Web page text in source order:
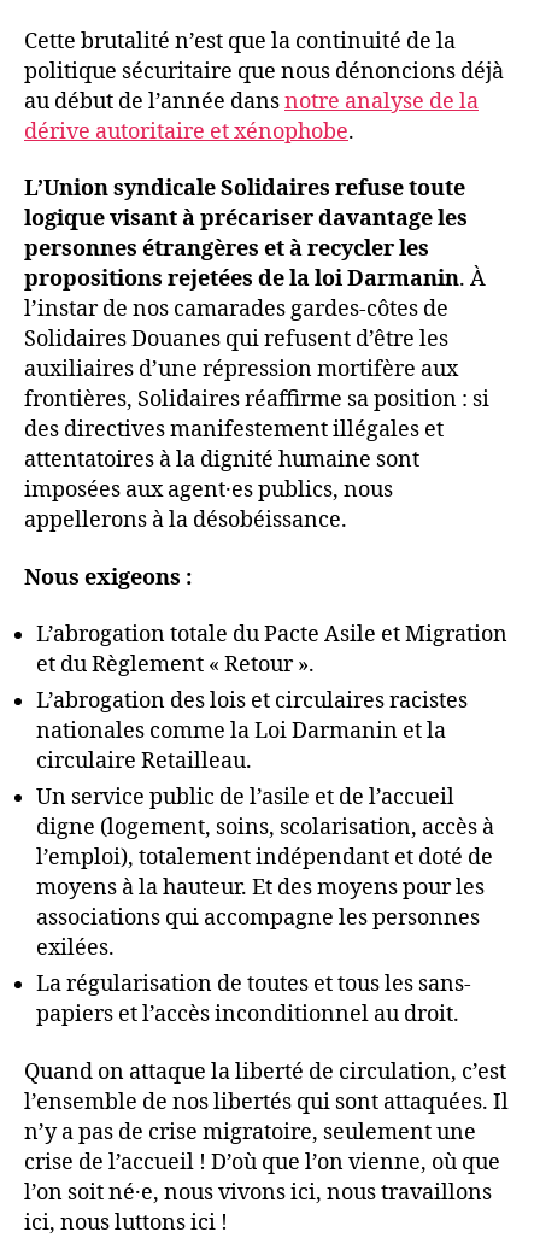
Cette brutalité n’est que la continuité de la
politique sécuritaire que nous dénoncions déjà
au début de l’année dansnotre analyse de la
dérive autoritaire et xénophobe.
L’Union syndicale Solidaires refuse toute
logique visant à précariser davantage les
personnes étrangères et à recycler les
propositions rejetées de la loi Darmanin. À
l’instar de nos camarades gardes-côtes de
Solidaires Douanes qui refusent d’être les
auxiliaires d’une répression mortifère aux
frontières, Solidaires réaffirme sa position : si
des directives manifestement illégales et
attentatoires à la dignité humaine sont
imposées aux agent·es publics, nous
appellerons à la désobéissance.
Nous exigeons :
L’abrogation totale du Pacte Asile et Migration
et du Règlement « Retour ».
L’abrogation des lois et circulaires racistes
nationales comme la Loi Darmanin et la
circulaire Retailleau.
Un service public de l’asile et de l’accueil
digne (logement, soins, scolarisation, accès à
l’emploi), totalement indépendant et doté de
moyens à la hauteur. Et des moyens pour les
associations qui accompagne les personnes
exilées.
La régularisation de toutes et tous les sans-
papiers et l’accès inconditionnel au droit.
Quand on attaque la liberté de circulation, c’est
l’ensemble de nos libertés qui sont attaquées. Il
n’y a pas de crise migratoire, seulement une
crise de l’accueil ! D’où que l’on vienne, où que
l’on soit né·e, nous vivons ici, nous travaillons
ici, nous luttons ici !